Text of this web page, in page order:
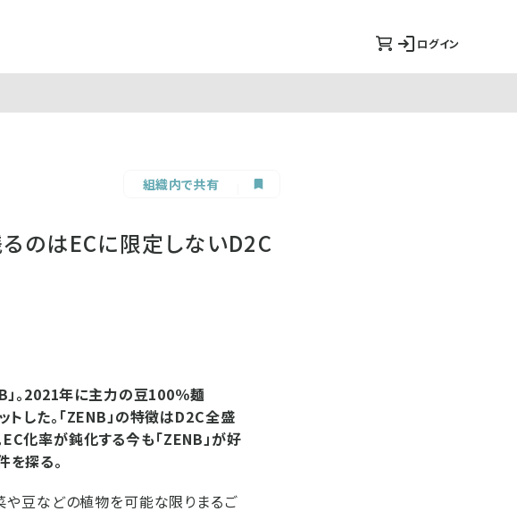
ログイン
組織内で共有
るのはECに限定しないD2C
」。2021年に主力の豆100％麺
した。「ZENB」の特徴はD2C全盛
化率が鈍化する今も「ZENB」が好
探る。
や豆などの植物を可能な限りまるご